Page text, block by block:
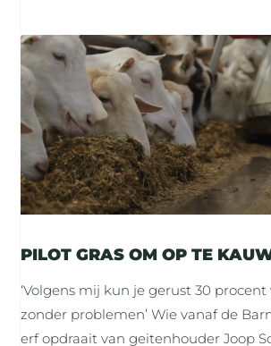
PILOT GRAS OM OP TE
‘Volgens mij kun je gerust 30
zonder problemen’ Wie vanaf de
erf opdraait van geitenhouder Joop